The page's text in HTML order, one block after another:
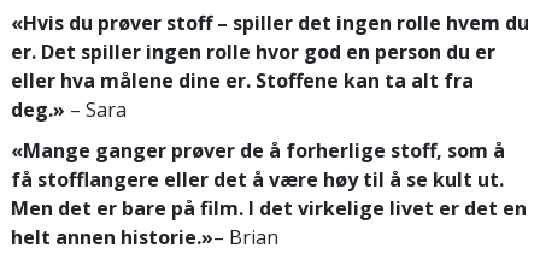
«Hvis du prøver stoff – spiller det ingen rolle hvem du
er. Det spiller ingen rolle hvor god en person du er
eller hva målene dine er. Stoffene kan ta alt fra
deg.» – Sara
«Mange ganger prøver de å forherlige stoff, som å
få stofflangere eller det å være høy til å se kult ut.
Men det er bare på film. I det virkelige livet er det en
helt annen historie.»– Brian